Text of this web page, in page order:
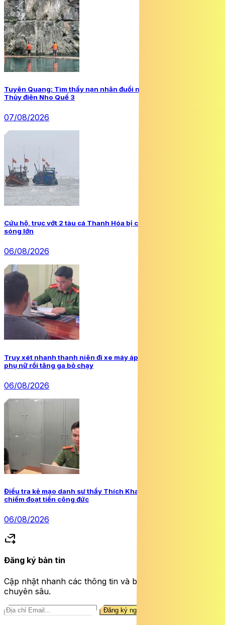
Tuyên Quang: Tìm thấy nạn nhân đuối nước còn lại tại chân
Thủy điện Nho Quế 3
07/08/2026
Cứu hộ, trục vớt 2 tàu cá Thanh Hóa bị chìm do gió mạnh và
sóng lớn
06/08/2026
Truy xét nhanh thanh niên đi xe máy áp sát, dùng tay sàm sỡ
phụ nữ rồi tăng ga bỏ chạy
06/08/2026
Điều tra kẻ mạo danh sư thầy Thích Khai Quảng để lừa đảo,
chiếm đoạt tiền công đức
06/08/2026
forward_to_inbox
Đăng ký bản tin
Cập nhật nhanh các thông tin và bài viết sức khỏe
chuyên sâu.
Đăng ký ngay